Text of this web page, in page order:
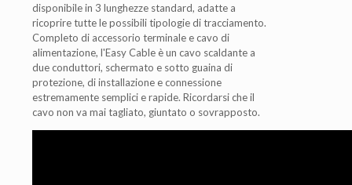
disponibile in 3 lunghezze standard, adatte a
ricoprire tutte le possibili tipologie di tracciamento.
Completo di accessorio terminale e cavo di
alimentazione, l'Easy Cable è un cavo scaldante a
due conduttori, schermato e sotto guaina di
protezione, di installazione e connessione
estremamente semplici e rapide. Ricordarsi che il
cavo non va mai tagliato, giuntato o sovrapposto.